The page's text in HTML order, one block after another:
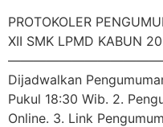
PROTOKOLER
XII SMK LPMD KABUN
Dijadwalkan
Pukul 18:30 Wib. 2.
Online. 3. Link